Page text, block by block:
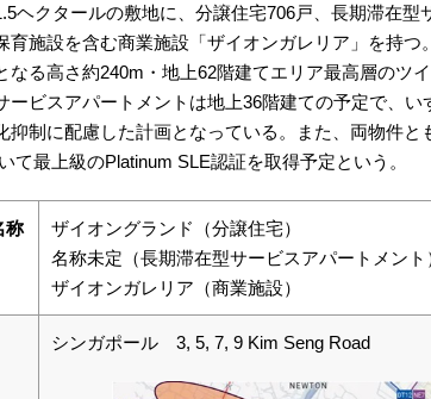
ヘクタールの敷地に、分譲住宅706戸、長期滞在型
育施設を含む商業施設「ザイオンガレリア」を持つ
なる高さ約240m・地上62階建てエリア最高層のツ
ービスアパートメントは地上36階建ての予定で、
抑制に配慮した計画となっている。また、両物件
て最上級のPlatinum SLE認証を取得予定という。
称
ザイオングランド（分譲住宅）
名称未定（長期滞在型サービスアパートメント
ザイオンガレリア（商業施設）
シンガポール 3, 5, 7, 9 Kim Seng Road